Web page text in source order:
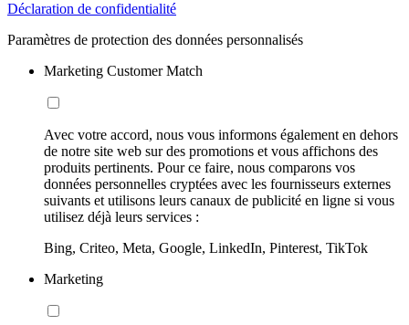
Déclaration de confidentialité
Paramètres de protection des données personnalisés
Marketing Customer Match
Avec votre accord, nous vous informons également en dehors
de notre site web sur des promotions et vous affichons des
produits pertinents. Pour ce faire, nous comparons vos
données personnelles cryptées avec les fournisseurs externes
suivants et utilisons leurs canaux de publicité en ligne si vous
utilisez déjà leurs services :
Bing, Criteo, Meta, Google, LinkedIn, Pinterest, TikTok
Marketing